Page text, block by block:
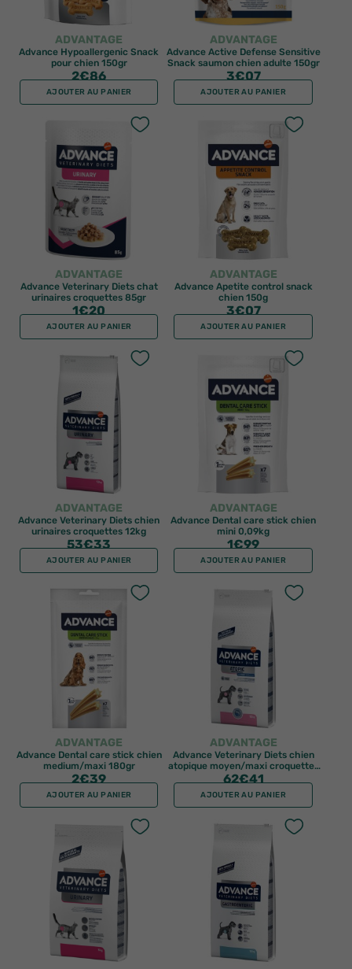
ADVANTAGE
Advance Hypoallergenic Snack
pour chien 150gr
2€86
AJOUTER AU PANIER
ADVANTAGE
Advance Active Defense Sensitive
Snack saumon chien adulte 150gr
3€07
AJOUTER AU PANIER
ADVANTAGE
Advance Veterinary Diets chat
urinaires croquettes 85gr
1€20
AJOUTER AU PANIER
ADVANTAGE
Advance Apetite control snack
chien 150g
3€07
AJOUTER AU PANIER
ADVANTAGE
Advance Veterinary Diets chien
urinaires croquettes 12kg
53€33
AJOUTER AU PANIER
ADVANTAGE
Advance Dental care stick chien
mini 0,09kg
1€99
AJOUTER AU PANIER
ADVANTAGE
Advance Dental care stick chien
medium/maxi 180gr
2€39
AJOUTER AU PANIER
ADVANTAGE
Advance Veterinary Diets chien
atopique moyen/maxi croquettes
12kg
62€41
AJOUTER AU PANIER